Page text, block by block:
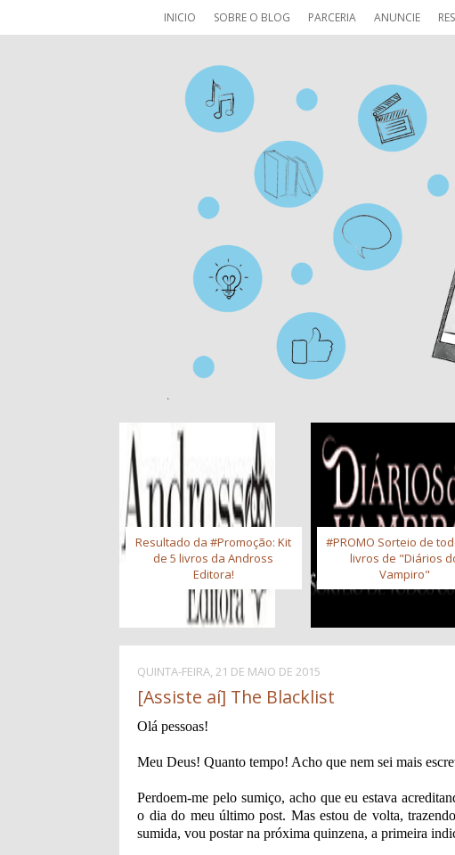
INICIO SOBRE O BLOG PARCERIA ANUNCIE
Resultado da #Promoção: Kit
de 5 livros da Andross
Editora!
#PROMO Sorteio de
livros de "Diários
Vampiro"
QUINTA-FEIRA, 21 DE MAIO DE 2015
[Assiste aí] The Blacklist
Olá pessoas!
Meu Deus! Quanto tempo! Acho que nem sei mais
Perdoem-me pelo sumiço, acho que eu estava
o dia do meu último post. Mas estou de volta,
sumida, vou postar na próxima quinzena, a primeira